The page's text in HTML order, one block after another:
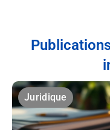
Juridique